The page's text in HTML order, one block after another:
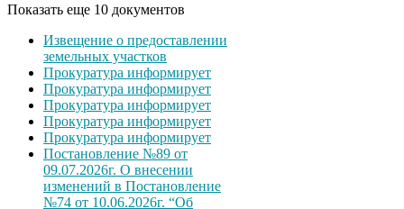
Показать еще 10 документов
Извещение о предоставлении
земельных участков
Прокуратура информирует
Прокуратура информирует
Прокуратура информирует
Прокуратура информирует
Прокуратура информирует
Постановление №89 от
09.07.2026г. О внесении
изменений в Постановление
№74 от 10.06.2026г. “Об